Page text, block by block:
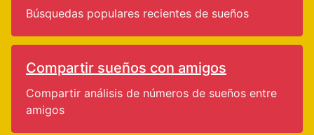
Búsquedas populares recientes de sueños
Compartir sueños con amigos
Compartir análisis de números de sueños entre
amigos